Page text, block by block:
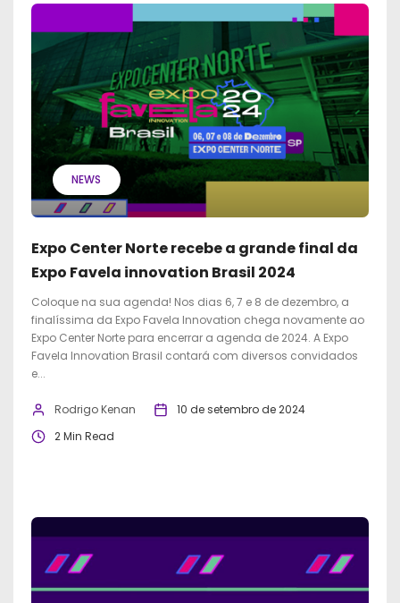
NEWS
Expo Center Norte recebe a grande final da
Expo Favela innovation Brasil 2024
Coloque na sua agenda! Nos dias 6, 7 e 8 de dezembro, a
finalíssima da Expo Favela Innovation chega novamente ao
Expo Center Norte para encerrar a agenda de 2024. A Expo
Favela Innovation Brasil contará com diversos convidados
e...
Rodrigo Kenan
10 de setembro de 2024
2 Min Read